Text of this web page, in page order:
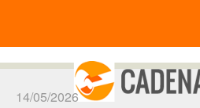
14/05/2026